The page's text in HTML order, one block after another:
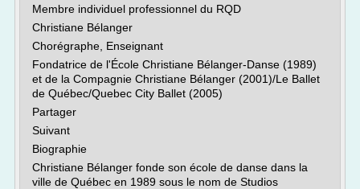
Membre individuel professionnel du RQD
Christiane Bélanger
Chorégraphe, Enseignant
Fondatrice de l'École Christiane Bélanger-Danse (1989)
et de la Compagnie Christiane Bélanger (2001)/Le Ballet
de Québec/Quebec City Ballet (2005)
Partager
Suivant
Biographie
Christiane Bélanger fonde son école de danse dans la
ville de Québec en 1989 sous le nom de Studios